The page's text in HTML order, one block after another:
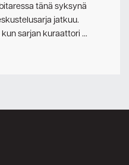
tänä syksynä
jatkuu.
sarjan kuraattori …